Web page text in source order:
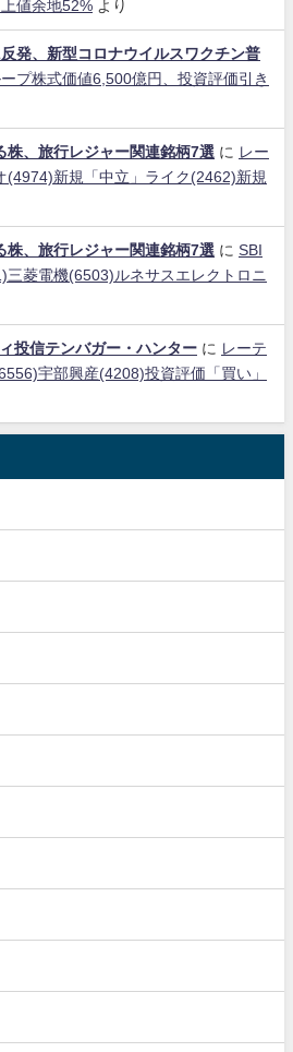
値余地52% より
発、新型コロナウイルスワクチン普
プ株式価値6,500億円、投資評価引き
株、旅行レジャー関連銘柄7選 に レー
(4974)新規「中立」ライク(2462)新規
株、旅行レジャー関連銘柄7選 に SBI
三菱電機(6503)ルネサスエレクトロニ
投信テンバガー・ハンター に レーテ
宇部興産(4208)投資評価「買い」